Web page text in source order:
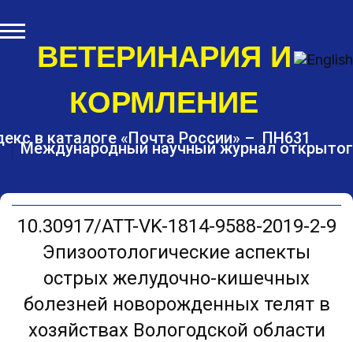
k
i
n
n
ВЕТЕРИНАРИЯ И
КОРМЛЕНИЕ
Международный научный журнал
в каталоге «Почта России» – ПН631
10.30917/ATT-VK-1814-9588-2019-2-9
Эпизоотологические аспекты
острых желудочно-кишечных
болезней новорожденных телят в
хозяйствах Вологодской области